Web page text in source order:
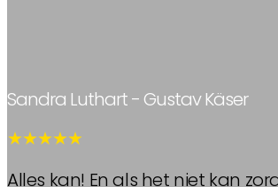
Sandra Luthart - Gustav Käser
★★★★★
Alles kan! En als het niet kan